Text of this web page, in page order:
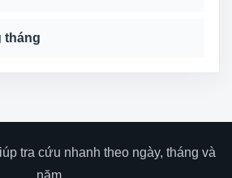
tháng
tra cứu nhanh theo ngày, tháng và
năm.